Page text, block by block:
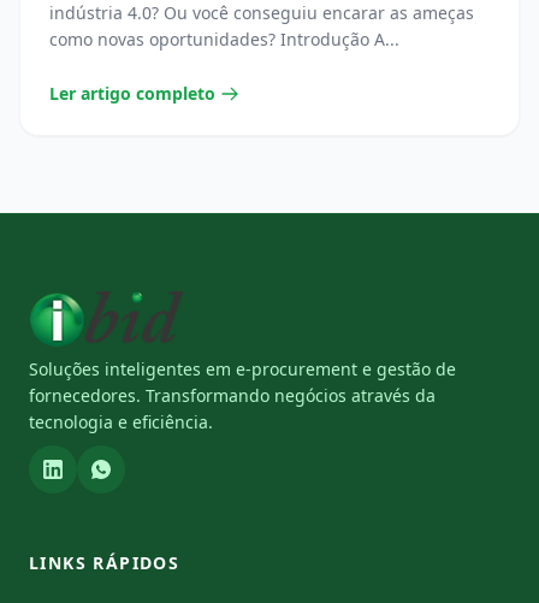
indústria 4.0? Ou você conseguiu encarar as ameças
como novas oportunidades? Introdução A...
Ler artigo completo
Soluções inteligentes em e-procurement e gestão de
fornecedores. Transformando negócios através da
tecnologia e eficiência.
LINKS RÁPIDOS